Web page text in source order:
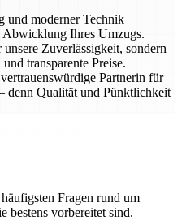
und moderner Technik
Abwicklung Ihres Umzugs.
Zuverlässigkeit, sondern
transparente Preise.
Partnerin für
denn Qualität und Pünktlichkeit
Fragen rund um
bestens vorbereitet sind.